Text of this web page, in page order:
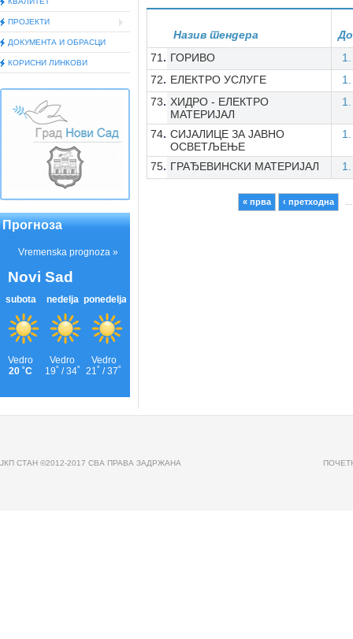
Назив тендера
71
ГОРИВО
72
ЕЛЕКТРО УСЛУГЕ
73
ХИДРО - ЕЛЕКТРО
МАТЕРИЈАЛ
74 СИЈАЛИЦЕ ЗА ЈАВНО
ОСВЕТЉЕЊЕ
75
ГРАЂЕВИНСКИ МАТЕРИЈАЛ
« прва ‹ претходна
ПРОЈЕКТИ
ДОКУМEНТА И ОБРАСЦИ
КОРИСНИ ЛИНКОВИ
Прогноза
JКП СТАН ©2012-2017 СВА ПРАВА ЗАДРЖАНА